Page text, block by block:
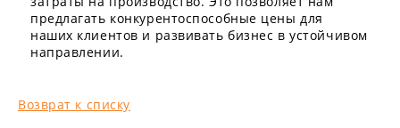
предлагать конкурентоспособные цены для
наших клиентов и развивать бизнес в устойчивом
направлении.
Возврат к списку